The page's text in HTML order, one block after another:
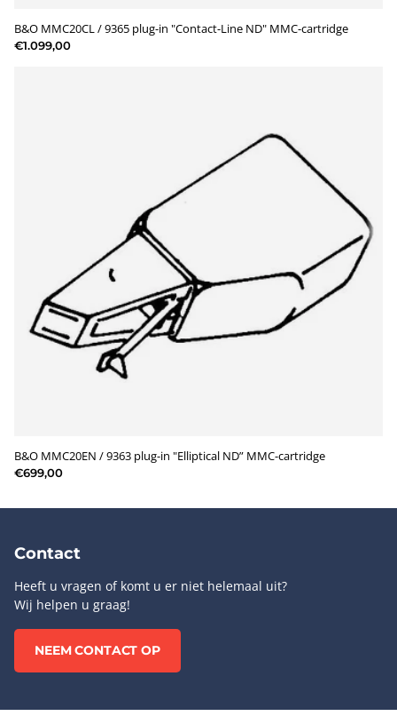
B&O MMC20CL / 9365 plug-in "Contact-Line ND" MMC-cartridge
€1.099,00
B&O MMC20EN / 9363 plug-in "Elliptical ND” MMC-cartridge
€699,00
Contact
Heeft u vragen of komt u er niet helemaal uit?
Wij helpen u graag!
NEEM CONTACT OP